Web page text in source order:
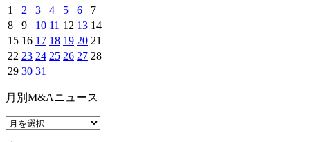
1
2 3 4 5 6
7
8
9 10 11 12 13 14
15 16 17 18 19 20 21
22 23 24 25 26 27 28
29 30 31
月別M&Aニュース